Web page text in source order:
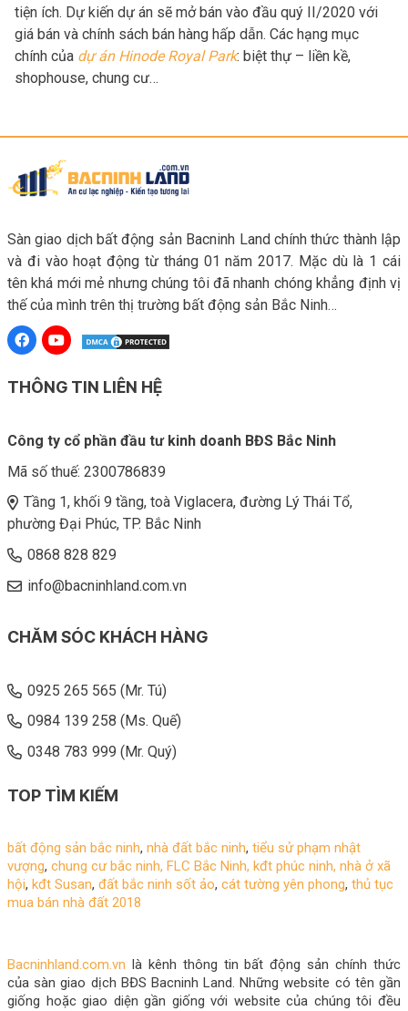
tiện ích. Dự kiến dự án sẽ mở bán vào đầu quý II/2020 với
giá bán và chính sách bán hàng hấp dẫn. Các hạng mục
chính của dự án Hinode Royal Park: biệt thự – liền kề,
shophouse, chung cư…
Sàn giao dịch bất động sản Bacninh Land chính thức thành lập
và đi vào hoạt động từ tháng 01 năm 2017. Mặc dù là 1 cái
tên khá mới mẻ nhưng chúng tôi đã nhanh chóng khẳng định vị
thế của mình trên thị trường bất động sản Bắc Ninh…
THÔNG TIN LIÊN HỆ
Công ty cổ phần đầu tư kinh doanh BĐS Bắc Ninh
Mã số thuế: 2300786839
Tầng 1, khối 9 tầng, toà Viglacera, đường Lý Thái Tổ,
phường Đại Phúc, TP. Bắc Ninh
0868 828 829
info@bacninhland.com.vn
CHĂM SÓC KHÁCH HÀNG
0925 265 565 (Mr. Tú)
0984 139 258 (Ms. Quế)
0348 783 999 (Mr. Quý)
TOP TÌM KIẾM
bất động sản bắc ninh, nhà đất bắc ninh, tiểu sử phạm nhật
vượng, chung cư bắc ninh, FLC Bắc Ninh, kđt phúc ninh, nhà ở xã
hội, kđt Susan, đất bắc ninh sốt ảo, cát tường yên phong, thủ tục
mua bán nhà đất 2018
Bacninhland.com.vn là kênh thông tin bất động sản chính thức
của sàn giao dịch BĐS Bacninh Land. Những website có tên gần
giống hoặc giao diện gần giống với website của chúng tôi đều